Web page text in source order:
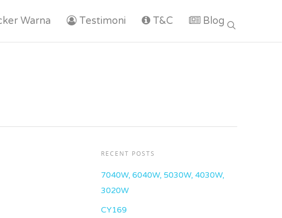
Warna Testimoni T&C
Blog
RECENT POSTS
7040W, 6040W, 5030W, 4030W,
3020W
CY169